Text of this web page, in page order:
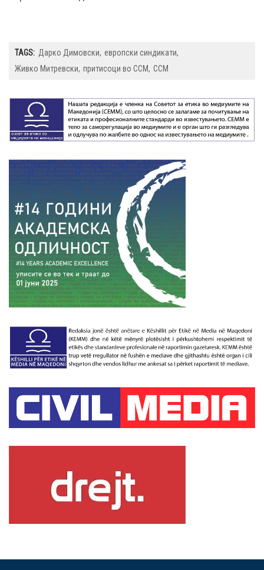
TAGS: Дарко Димовски европски синдикати
Живко Митревски притисоци во ССМ ССМ